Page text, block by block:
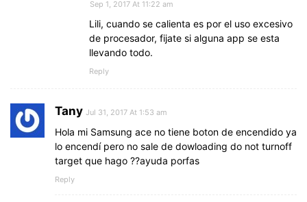
Sep 1, 2017 At 11:22 am
Lili, cuando se calienta es por el uso excesivo
de procesador, fijate si alguna app se esta
llevando todo.
Reply
Tany Jul 31, 2017 At 1:53 am
Hola mi Samsung ace no tiene boton de encendido ya
lo encendí pero no sale de dowloading do not turnoff
target que hago ??ayuda porfas
Reply